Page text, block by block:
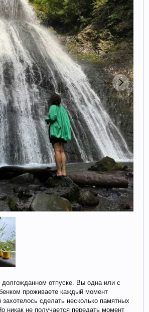
долгожданном отпуске. Вы одна или с
проживаете каждый момент
сделать несколько памятных
никак не получается передать момент